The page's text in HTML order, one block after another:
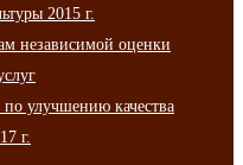
2015 г.
независимой оценки
улучшению качества
г.